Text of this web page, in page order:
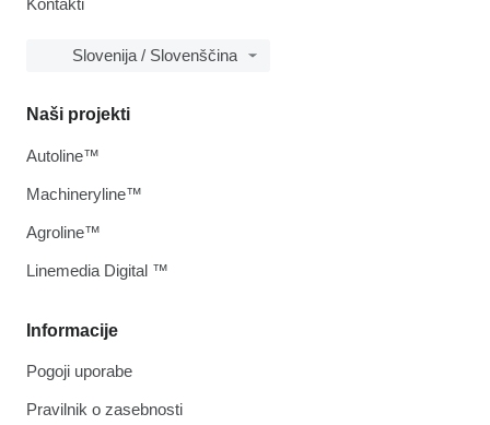
Kontakti
Slovenija / Slovenščina
Informacije
Pogoji uporabe
Pravilnik o zasebnosti
Naši projekti
Autoline™
Machineryline™
Agroline™
Linemedia Digital ™